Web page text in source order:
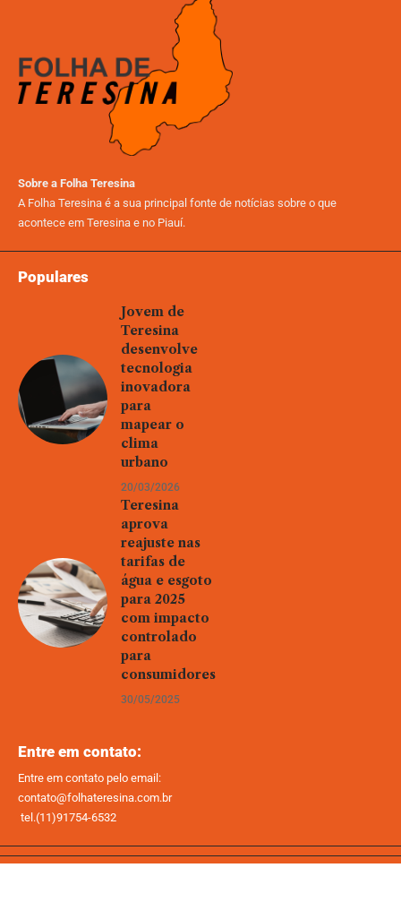
Sobre a Folha Teresina
A Folha Teresina é a sua principal fonte de notícias sobre o que
acontece em Teresina e no Piauí.
Populares
Jovem de
Teresina
desenvolve
tecnologia
inovadora
para
mapear o
clima
urbano
20/03/2026
Teresina
aprova
reajuste nas
tarifas de
água e esgoto
para 2025
com impacto
controlado
para
consumidores
30/05/2025
Entre em contato:
Entre em contato pelo email:
contato@folhateresina.com.br
tel.(11)91754-6532